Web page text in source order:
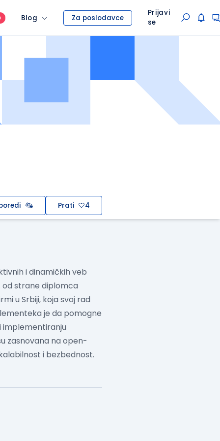
Blog Za poslodavce
Prijavi
se
Prati 4
i dinamičkih veb
od strane diplomca
u Srbiji, koja svoj rad
je da pomogne
implementiranju
zasnovana na open-
i bezbednost.